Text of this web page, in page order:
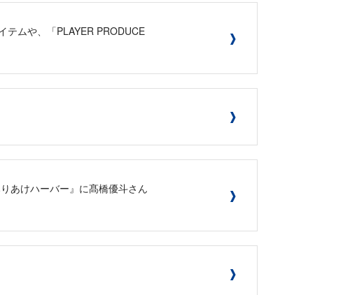
ムや、「PLAYER PRODUCE
あけハーバー』に髙橋優斗さん